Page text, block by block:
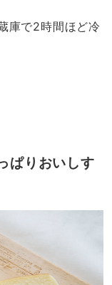
庫で2時間ほど冷
ぱりおいしす